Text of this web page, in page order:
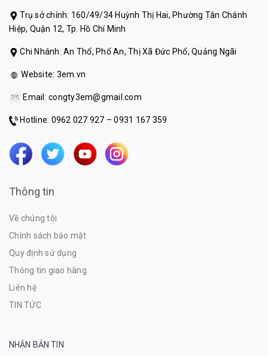
Trụ sở chính: 160/49/34 Huỳnh Thị Hai, Phường Tân Chánh
Hiệp, Quận 12, Tp. Hồ Chí Minh
Chi Nhánh: An Thổ, Phổ An, Thị Xã Đức Phổ, Quảng Ngãi
Website: 3em.vn
Email: congty3em@gmail.com
Hotline: 0962 027 927 – 0931 167 359
Thông tin
Về chúng tôi
Chính sách bảo mật
Quy định sử dụng
Thông tin giao hàng
Liên hệ
TIN TỨC
NHẬN BẢN TIN